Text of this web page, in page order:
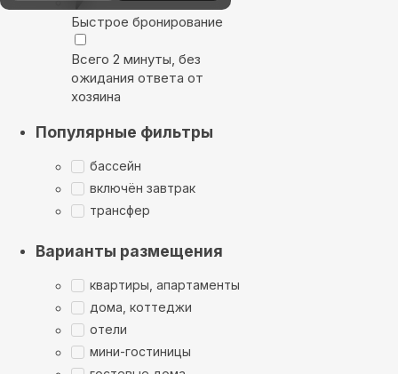
Быстрое бронирование
Всего 2 минуты, без
ожидания ответа от
хозяина
Популярные фильтры
бассейн
включён завтрак
трансфер
Варианты размещения
квартиры, апартаменты
дома, коттеджи
отели
мини-гостиницы